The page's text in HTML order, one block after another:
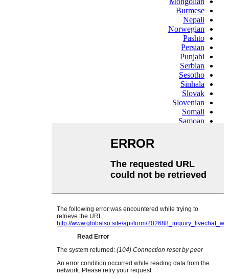
Burmese
Nepali
Norwegian
Pashto
Persian
Punjabi
Serbian
Sesotho
Sinhala
Slovak
Slovenian
Somali
Samoan
Swahili
Tajik
Telugu
Ukrainian
Urdu
Welsh
Xhosa
Yiddish